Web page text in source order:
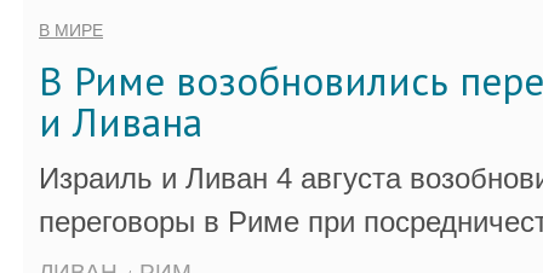
В МИРЕ
В Риме возобновились
и Ливана
Израиль и Ливан 4 августа
переговоры в Риме при